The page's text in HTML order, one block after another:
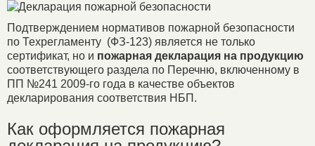
Подтверждением нормативов пожарной безопасности
по Техрегламенту (ФЗ-123) является не только
сертификат, но и пожарная декларация на продукцию
соответствующего раздела по Перечню, включенному в
ПП №241 2009-го года в качестве объектов
декларирования соответствия НБП.
Как оформляется пожарная